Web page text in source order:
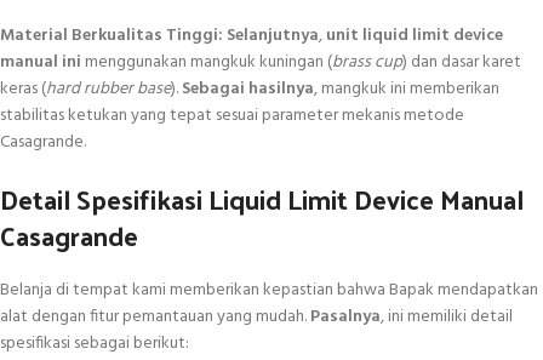
Material Berkualitas Tinggi: Selanjutnya,unit liquid limit device
manual ini menggunakan mangkuk kuningan (brass cup) dan dasar karet
keras (hard rubber base).Sebagai hasilnya, mangkuk ini memberikan
stabilitas ketukan yang tepat sesuai parameter mekanis metode
Casagrande.
Detail Spesifikasi Liquid Limit Device Manual
Casagrande
Belanja di tempat kami memberikan kepastian bahwa Bapak mendapatkan
alat dengan fitur pemantauan yang mudah.Pasalnya, ini memiliki detail
spesifikasi sebagai berikut: